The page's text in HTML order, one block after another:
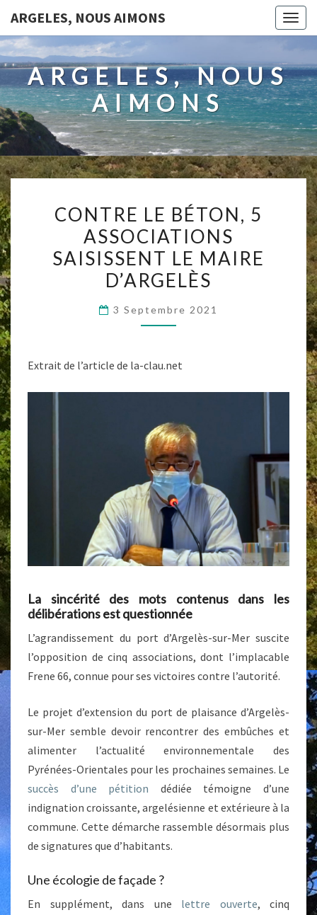
ARGELES, NOUS AIMONS
ARGELES, NOUS
AIMONS
LE
BÉTON,
5
ASSOCIATIONS
LE
CONTRE LE BÉTON, 5
ASSOCIATIONS
SAISISSENT LE MAIRE
D’ARGELÈS
3 Septembre 2021
Extrait de l’article de la-clau.net
La sincérité des mots contenus dans les
délibérations est questionnée
L’agrandissement du port d’Argelès-sur-Mer suscite
l’opposition de cinq associations, dont l’implacable
Frene 66, connue pour ses victoires contre l’autorité.
Le projet d’extension du port de plaisance d’Argelès-
sur-Mer semble devoir rencontrer des embûches et
alimenter l’actualité environnementale des
Pyrénées-Orientales pour les prochaines semaines. Le
succès d’une pétition dédiée témoigne d’une
indignation croissante, argelésienne et extérieure à la
commune. Cette démarche rassemble désormais plus
de signatures que d’habitants.
Une écologie de façade ?
En supplément, dans une lettre ouverte, cinq